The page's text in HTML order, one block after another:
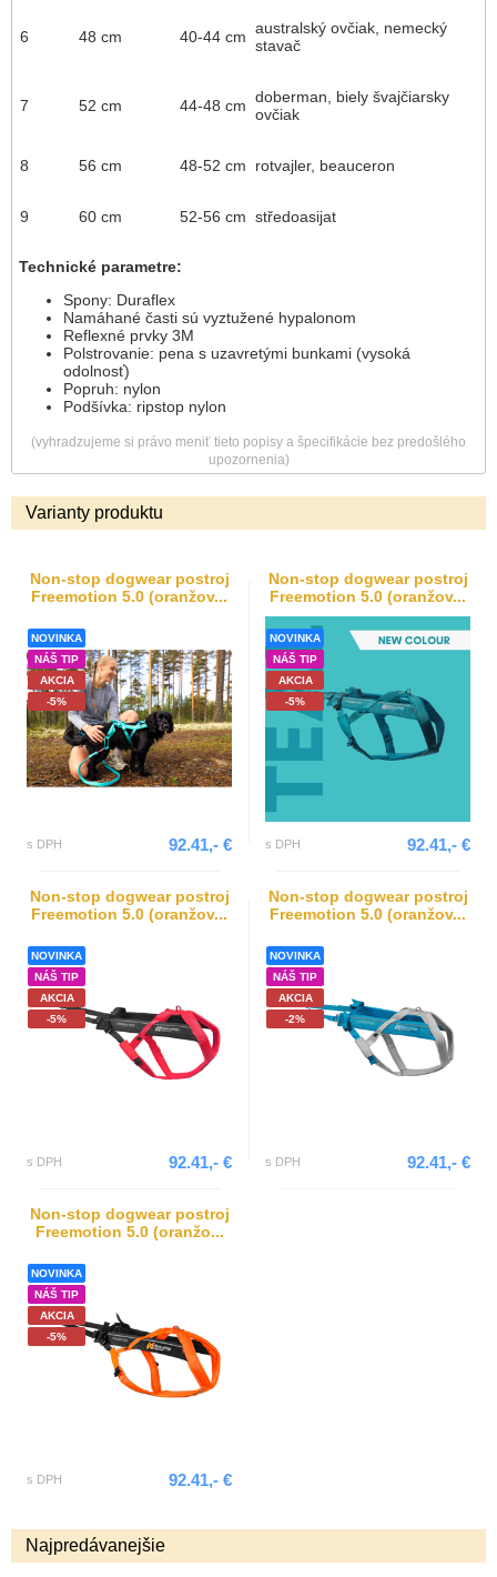
6 48 cm 40-44 cm australský ovčiak, nemecký
stavač
7 52 cm 44-48 cm doberman, biely švajčiarsky
ovčiak
8 56 cm 48-52 cm rotvajler, beauceron
9 60 cm 52-56 cm středoasijat
Technické parametre:
Spony: Duraflex
Namáhané časti sú vyztužené hypalonom
Reflexné prvky 3M
Polstrovanie: pena s uzavretými bunkami (vysoká
odolnosť)
Popruh: nylon
Podšívka: ripstop nylon
(vyhradzujeme si právo meniť tieto popisy a špecifikácie bez predošlého
upozornenia)
Varianty produktu
Non-stop dogwear postroj
Freemotion 5.0 (oranžov...
NOVINKA
NÁŠ TIP
AKCIA
-5%
s DPH 92.41,- €
Non-stop dogwear postroj
Freemotion 5.0 (oranžov...
NOVINKA
NÁŠ TIP
AKCIA
-5%
s DPH 92.41,- €
Non-stop dogwear postroj
Freemotion 5.0 (oranžov...
NOVINKA
NÁŠ TIP
AKCIA
-5%
s DPH 92.41,- €
Non-stop dogwear postroj
Freemotion 5.0 (oranžov...
NOVINKA
NÁŠ TIP
AKCIA
-2%
s DPH 92.41,- €
Non-stop dogwear postroj
Freemotion 5.0 (oranžo...
NOVINKA
NÁŠ TIP
AKCIA
-5%
s DPH 92.41,- €
Najpredávanejšie